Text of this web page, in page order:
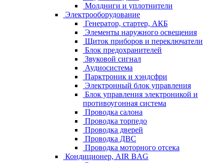
Молдниги и уплотнители
Электрооборудование
Генератор, стартер, АКБ
Элементы наружного освещения
Щиток приборов и переключатели
Блок предохранителей
Звуковой сигнал
Аудиосистема
Парктроник и хэндсфри
Электронный блок управления
Блок управления электроникой и
противоугонная система
Проводка салона
Проводка торпедо
Проводка дверей
Проводка ДВС
Проводка моторного отсека
Кондиционер, AIR BAG